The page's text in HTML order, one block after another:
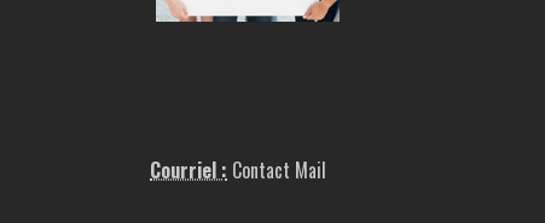
Courriel : Contact Mail